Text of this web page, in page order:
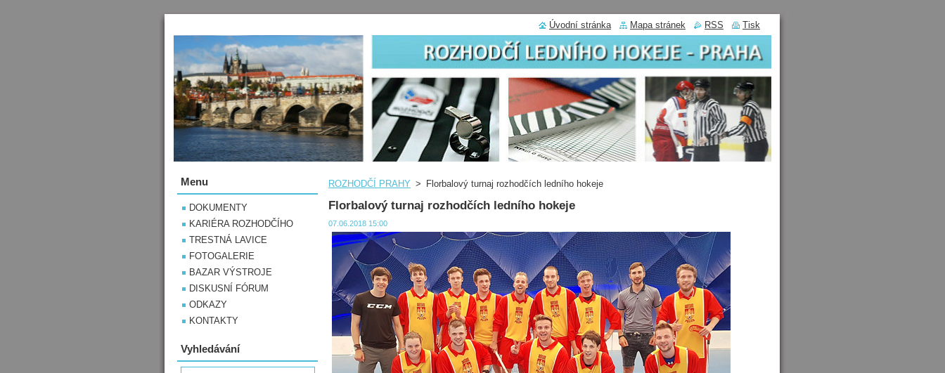
ROZHODČÍ PRAHY > Florbalový turnaj rozhodčích ledního hokeje
Florbalový turnaj rozhodčích ledního hokeje
07.06.2018 15:00
Menu
DOKUMENTY
KARIÉRA ROZHODČÍHO
TRESTNÁ LAVICE
FOTOGALERIE
BAZAR VÝSTROJE
DISKUSNÍ FÓRUM
ODKAZY
KONTAKTY
Vyhledávání
Úvodní stránka Mapa stránek RSS Tisk